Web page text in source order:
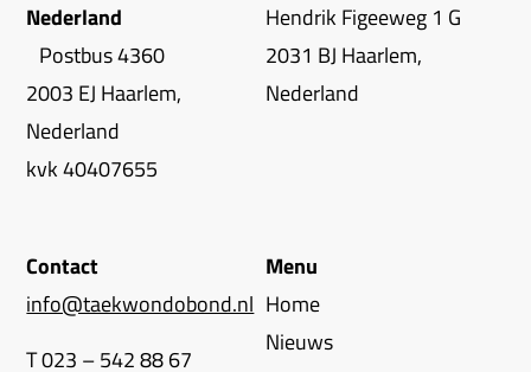
Nederland
Postbus 4360
2003 EJ Haarlem,
Nederland
kvk 40407655
Hendrik Figeeweg 1 G
2031 BJ Haarlem,
Nederland
Contact
info@taekwondobond.nl
T 023 – 542 88 67
Menu
Home
Nieuws